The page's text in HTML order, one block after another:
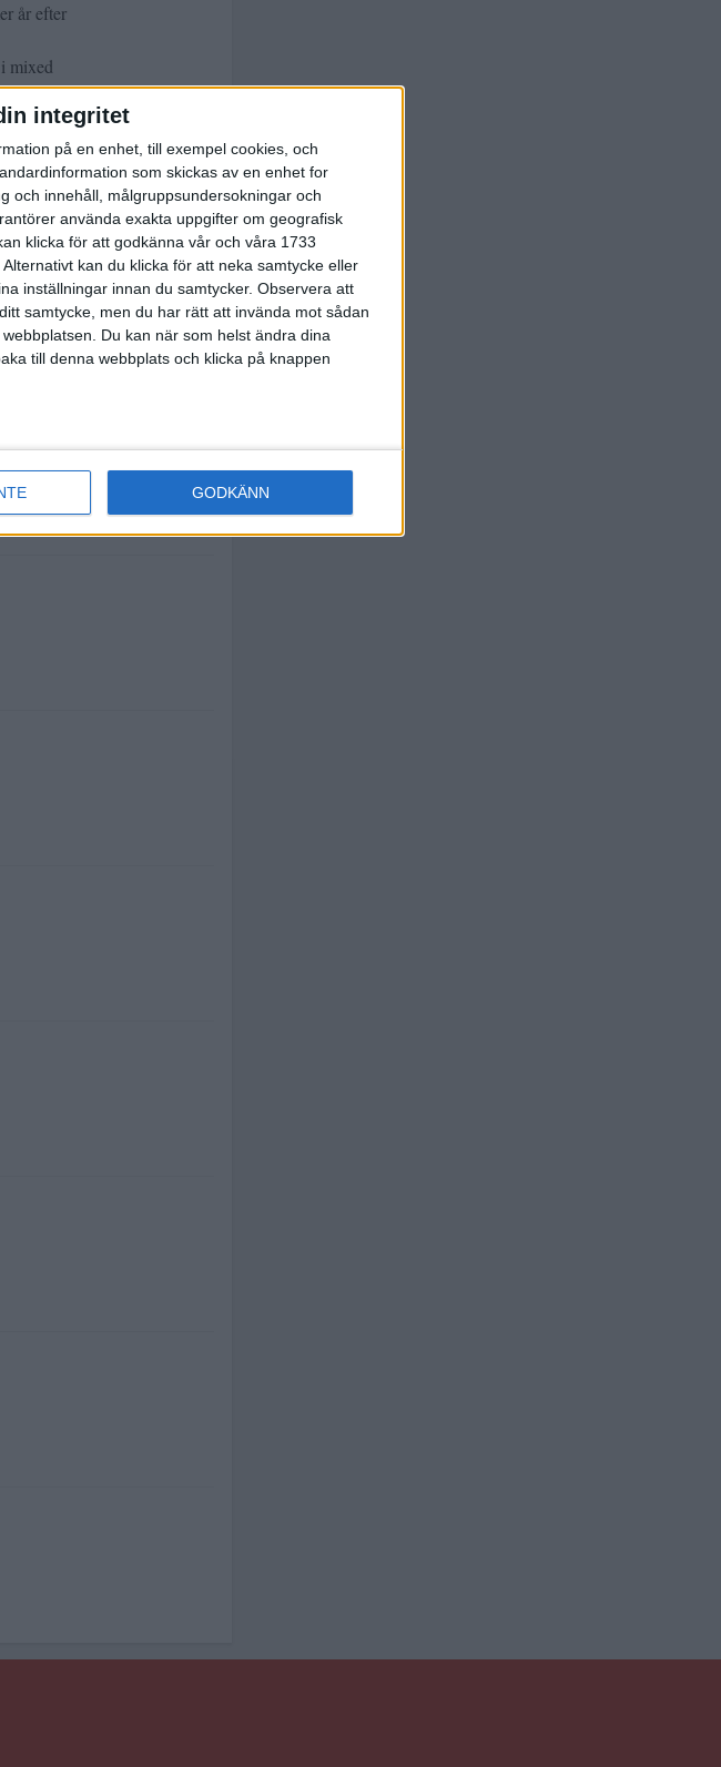
integritet
på en enhet, till exempel cookies, och
som skickas av en enhet for
och innehåll, målgruppsundersokningar och
använda exakta uppgifter om geografisk
klicka för att godkänna vår och våra 1733
kan du klicka för att neka samtycke eller
inställningar innan du samtycker. Observera att
samtycke, men du har rätt att invända mot sådan
Du kan när som helst ändra dina
till denna webbplats och klicka på knappen
GODKÄNN
år efter
mixed